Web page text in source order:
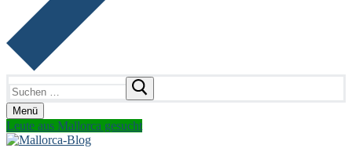
nach:
Menü
Leute aus Mallorca gesucht